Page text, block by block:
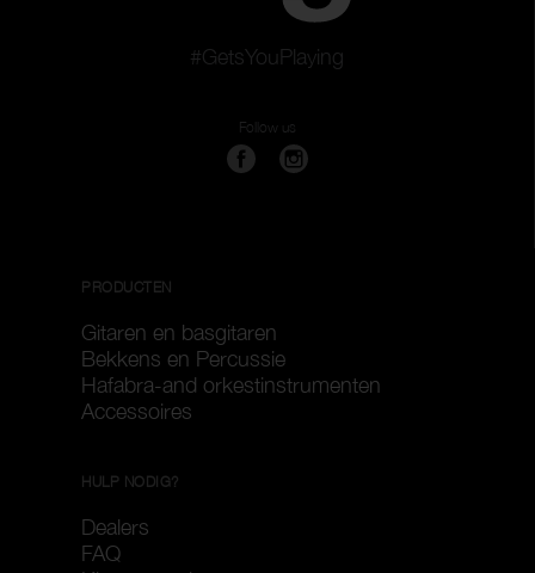
#GetsYouPlaying
Follow us
PRODUCTEN
Gitaren en basgitaren
Bekkens en Percussie
Hafabra-and orkestinstrumenten
Accessoires
HULP NODIG?
Dealers
FAQ